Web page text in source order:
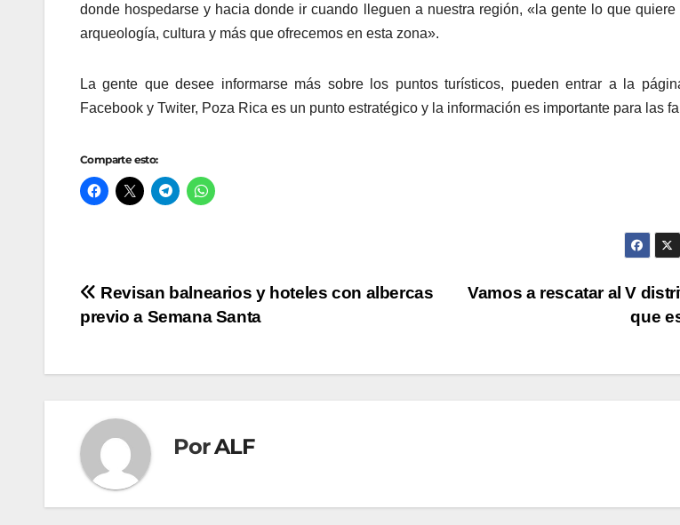
donde hospedarse y hacia donde ir cuando lleguen a nuestra región, «la gente lo que quiere
arqueología, cultura y más que ofrecemos en esta zona».
La gente que desee informarse más sobre los puntos turísticos, pueden entrar a la
Facebook y Twiter, Poza Rica es un punto estratégico y la información es importante para las
Comparte esto:
Navegación
de
entradas
Vamos a rescatar al V
que
Revisan balnearios y hoteles con albercas
previo a Semana Santa
PorALF